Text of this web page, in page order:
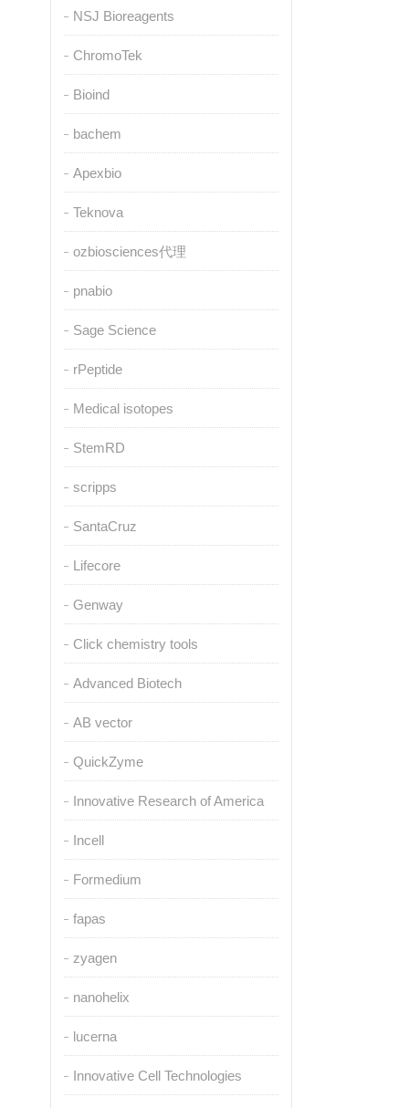
NSJ Bioreagents
ChromoTek
Bioind
bachem
Apexbio
Teknova
ozbiosciences代理
pnabio
Sage Science
rPeptide
Medical isotopes
StemRD
scripps
SantaCruz
Lifecore
Genway
Click chemistry tools
Advanced Biotech
AB vector
QuickZyme
Innovative Research of America
Incell
Formedium
fapas
zyagen
nanohelix
lucerna
Innovative Cell Technologies